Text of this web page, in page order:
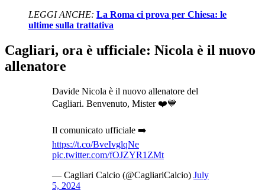
LEGGI ANCHE: La Roma ci prova per Chiesa: le
ultime sulla trattativa
Cagliari, ora è ufficiale: Nicola è il nuovo
allenatore
Davide Nicola è il nuovo allenatore del
Cagliari. Benvenuto, Mister ❤️💙
Il comunicato ufficiale ➡️
https://t.co/BveIvglqNe
pic.twitter.com/fOJZYR1ZMt
— Cagliari Calcio (@CagliariCalcio) July
5, 2024